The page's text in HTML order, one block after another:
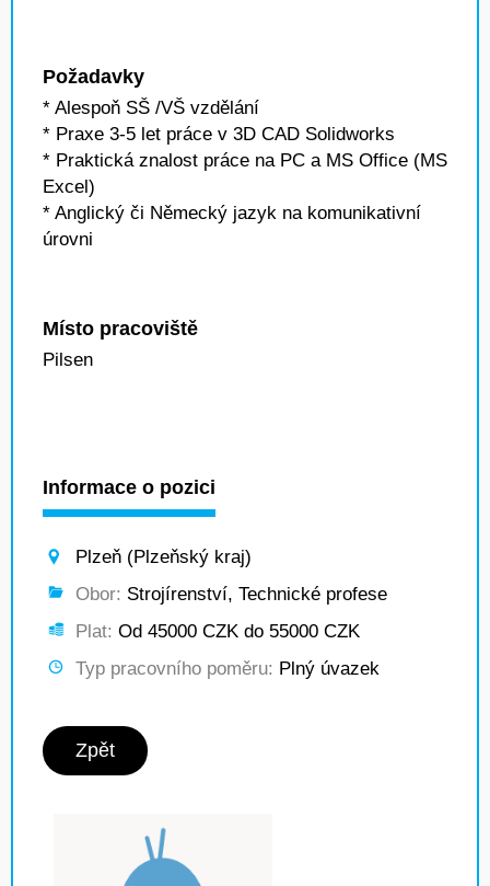
Požadavky
* Alespoň SŠ /VŠ vzdělání
* Praxe 3-5 let práce v 3D CAD Solidworks
* Praktická znalost práce na PC a MS Office (MS
Excel)
* Anglický či Německý jazyk na komunikativní
úrovni
Místo pracoviště
Pilsen
Informace o pozici
Plzeň (Plzeňský kraj)
Obor: Strojírenství, Technické profese
Plat: Od 45000 CZK do 55000 CZK
Typ pracovního poměru: Plný úvazek
Zpět